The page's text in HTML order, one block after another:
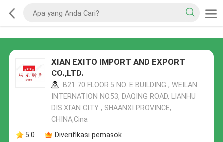
XIAN EXITO IMPORT AND EXPORT
CO.,LTD.
B21 70 FLOOR 5 NO. E BUILDING , WEILAN
INTERNATION NO.53, DAQING ROAD, LIANHU
DIS.XI'AN CITY , SHAANXI PROVINCE,
CHINA,Cina
5.0
Diverifikasi pemasok